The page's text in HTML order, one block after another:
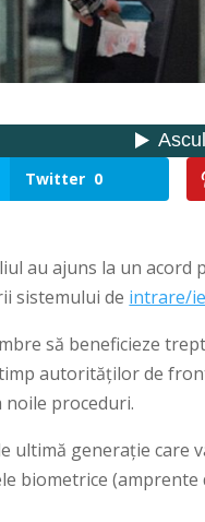
Twitter 0
au ajuns la un acord
sistemului de intrare/
să beneficieze
autorităților de
proceduri.
ultimă generație
biometrice